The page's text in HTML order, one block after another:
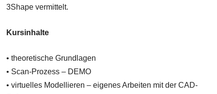
3Shape vermittelt.
Kursinhalte
• theoretische Grundlagen
• Scan-Prozess – DEMO
• virtuelles Modellieren – eigenes Arbeiten mit der CAD-